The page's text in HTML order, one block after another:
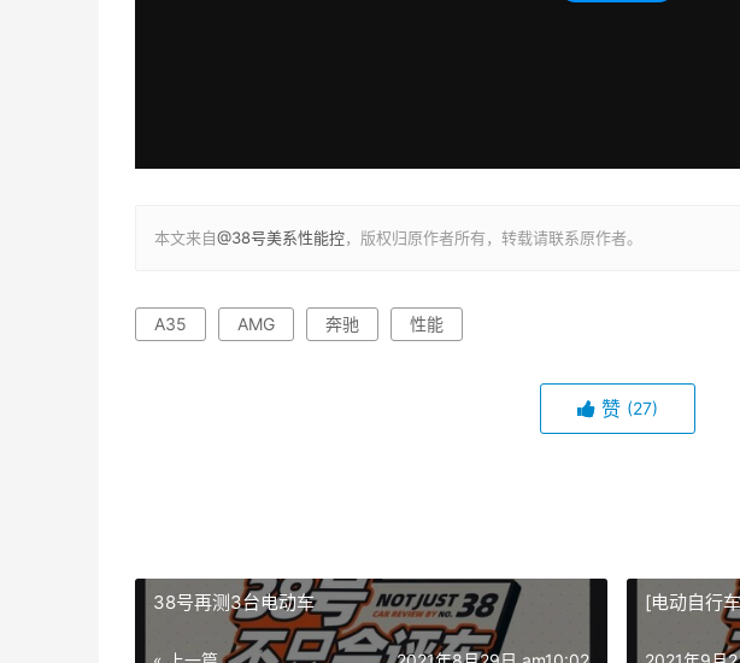
本文来自@38号美系性能控，版权归原作者所有，转载请联系原作者。
A35 AMG 奔驰 性能
赞 (27)
38号再测3台电动车 [电动自行